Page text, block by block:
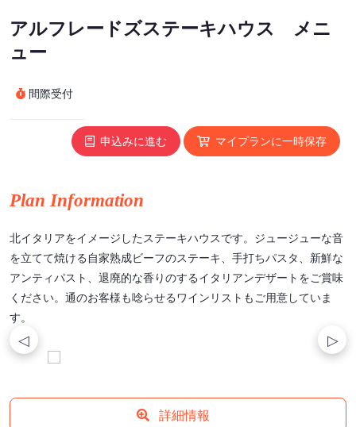
アルフレードズステーキハウス メニ
ュー
間際受付
申込みに進む マイプランに一時保存
Plan Information
北イタリアをイメージしたステーキハウスです。ジュージューな音
を立てて焼ける自家熟成ビーフのステーキ、手打ちパスタ、新鮮な
アンティパスト、退廃的な香りのするイタリアンデザートをご賞味
ください。通のお客様も唸らせるワインリストもご用意していま
す。
詳細情報